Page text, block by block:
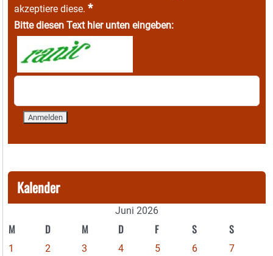
akzeptiere diese. *
Bitte diesen Text hier unten eingeben:
Kalender
Juni 2026
M D M D F S S
1 2 3 4 5 6
7